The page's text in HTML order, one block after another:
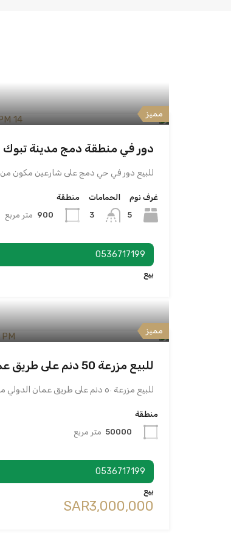
مميز
دور في منطقة دمج مدينة تبوك
للبيع دور في حي دمج على شارعين مكون من ٥…
غرف نوم
5
الحمامات
3
منطقة
900 متر مربع
0536717199
بيع
مميز
للبيع مزرعة 50 دنم على طريق عمان الدولي مباشرة
للبيع مزرعة ٥٠ دنم على طريق عمان الدولي مباشرة على…
منطقة
50000 متر مربع
0536717199
بيع
‪SAR3,000,000